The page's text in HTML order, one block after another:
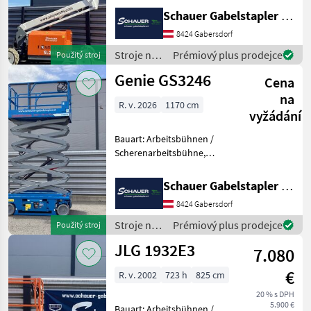
Použitý stroj
8000mm, Bauhöhe:
2600mm, Batterie: Starter
12V , Sonderausstattung: CE
Zertifikat, Edelstahl
Schauer Gabelstapler GmbH
8424 Gabersdorf
Stroje na
stavbu /
Snorkel
Prémiový plus prodejce
Použitý stroj
Genie GS3246
Cena
na
vyžádání
R. v. 2026 1170 cm
Bauart: Arbeitsbühnen /
Scherenarbeitsbühne,
9600mm, Bauhöhe:
2530mm, Batterie: Trojan 6V
228Ah Zustand: Neu,
Bereifung vorne: Vollgummi
E
Schauer Gabelstapler GmbH
8424 Gabersdorf
Stroje na
stavbu /
Genie
Prémiový plus prodejce
JLG 1932E3
7.080
€
20 % s DPH
5.900 €
R. v. 2002 723 h 825 cm